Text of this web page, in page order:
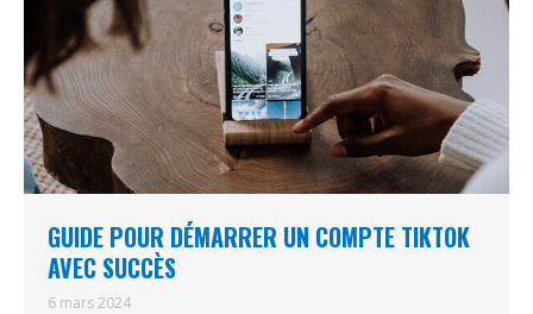
GUIDE POUR DÉMARRER UN COMPTE TIKTOK
AVEC SUCCÈS
6 mars 2024